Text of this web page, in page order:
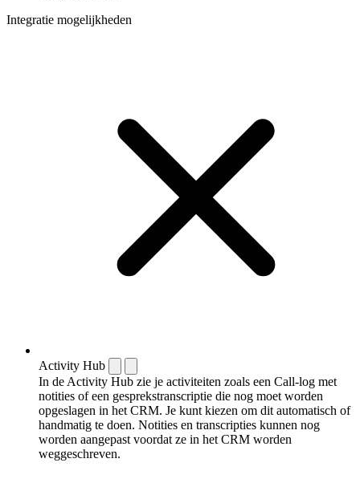
Integratie mogelijkheden
Activity Hub
In de Activity Hub zie je activiteiten zoals een Call-log met
notities of een gespreks­transcriptie die nog moet worden
opgeslagen in het CRM. Je kunt kiezen om dit automatisch of
handmatig te doen. Notities en transcripties kunnen nog
worden aangepast voordat ze in het CRM worden
weggeschreven.